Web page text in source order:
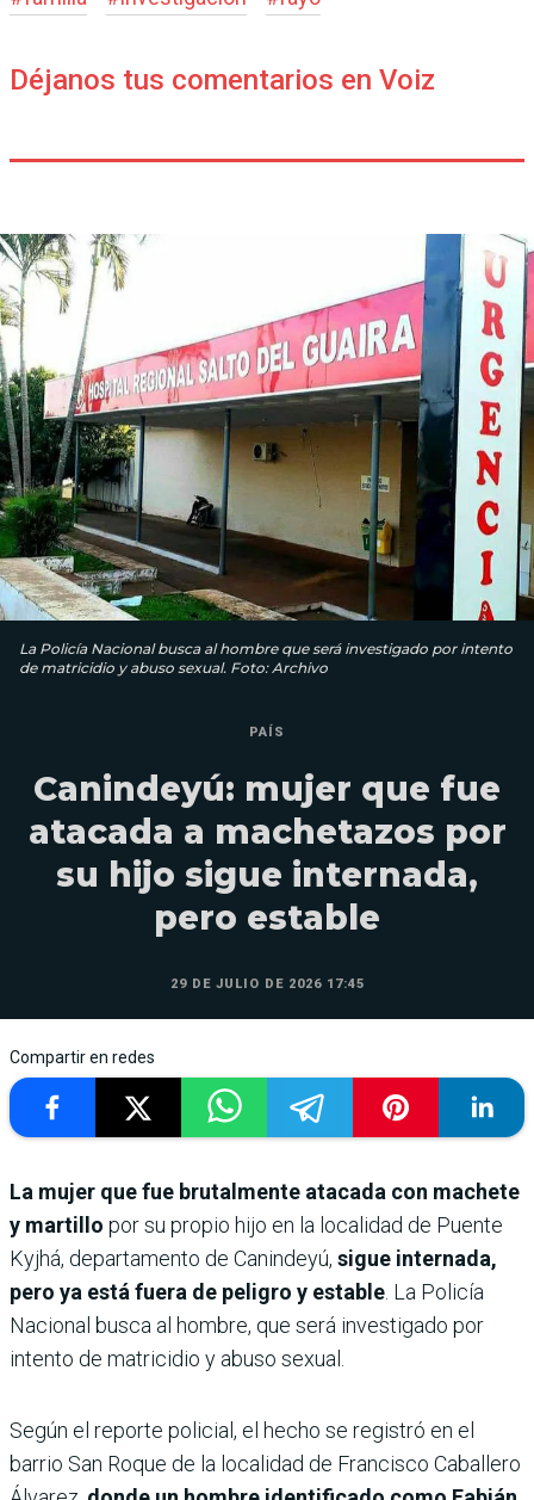
Déjanos tus comentarios en Voiz
La Policía Nacional busca al hombre que será investigado por intento
de matricidio y abuso sexual. Foto: Archivo
PAÍS
Canindeyú: mujer que fue
atacada a machetazos por
su hijo sigue internada,
pero estable
29 DE JULIO DE 2026 17:45
Compartir en redes
La mujer que fue brutalmente atacada con machete
y martillo por su propio hijo en la localidad de Puente
Kyjhá, departamento de Canindeyú, sigue internada,
pero ya está fuera de peligro y estable . La Policía
Nacional busca al hombre, que será investigado por
intento de matricidio y abuso sexual.
Según el reporte policial, el hecho se registró en el
barrio San Roque de la localidad de Francisco Caballero